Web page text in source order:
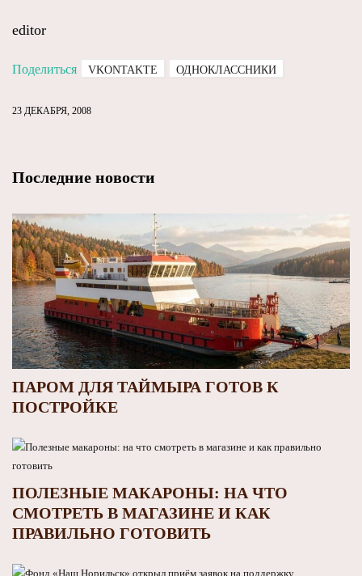
editor
Поделиться VKONTAKTE ОДНОКЛАССНИКИ
23 ДЕКАБРЯ, 2008
Последние новости
ПАРОМ ДЛЯ ТАЙМЫРА ГОТОВ К
ПОСТРОЙКЕ
ПОЛЕЗНЫЕ МАКАРОНЫ: НА ЧТО
СМОТРЕТЬ В МАГАЗИНЕ И КАК
ПРАВИЛЬНО ГОТОВИТЬ